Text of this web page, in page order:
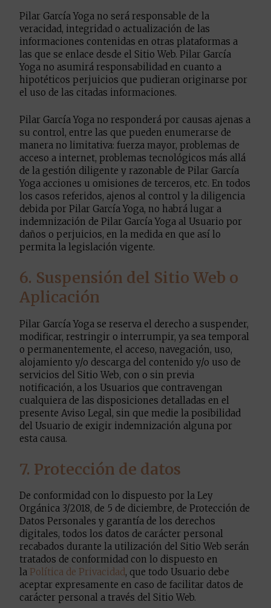
Pilar García Yoga no será responsable de la
veracidad, integridad o actualización de las
informaciones contenidas en otras plataformas a
las que se enlace desde el Sitio Web. Pilar García
Yoga no asumirá responsabilidad en cuanto a
hipotéticos perjuicios que pudieran originarse por
el uso de las citadas informaciones.
Pilar García Yoga no responderá por causas ajenas a
su control, entre las que pueden enumerarse de
manera no limitativa: fuerza mayor, problemas de
acceso a internet, problemas tecnológicos más allá
de la gestión diligente y razonable de Pilar García
Yoga acciones u omisiones de terceros, etc. En todos
los casos referidos, ajenos al control y la diligencia
debida por Pilar García Yoga, no habrá lugar a
indemnización de Pilar García Yoga al Usuario por
daños o perjuicios, en la medida en que así lo
permita la legislación vigente.
6. Suspensión del Sitio Web o
Aplicación
Pilar García Yoga se reserva el derecho a suspender,
modificar, restringir o interrumpir, ya sea temporal
o permanentemente, el acceso, navegación, uso,
alojamiento y/o descarga del contenido y/o uso de
servicios del Sitio Web, con o sin previa
notificación, a los Usuarios que contravengan
cualquiera de las disposiciones detalladas en el
presente Aviso Legal, sin que medie la posibilidad
del Usuario de exigir indemnización alguna por
esta causa.
7. Protección de datos
De conformidad con lo dispuesto por la Ley
Orgánica 3/2018, de 5 de diciembre, de Protección de
Datos Personales y garantía de los derechos
digitales, todos los datos de carácter personal
recabados durante la utilización del Sitio Web serán
tratados de conformidad con lo dispuesto en
la Política de Privacidad, que todo Usuario debe
aceptar expresamente en caso de facilitar datos de
carácter personal a través del Sitio Web.